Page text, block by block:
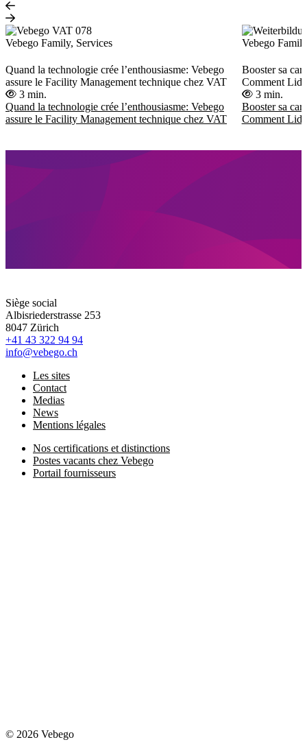
Vebego Family, Services
Quand la technologie crée l’enthousiasme: Vebego
assure le Facility Management technique chez VAT
3 min.
Quand la technologie crée l’enthousiasme: Vebego
assure le Facility Management technique chez VAT
Vebego Family
Booster sa
Comment
3 min.
Booster sa
Comment
Siège social
Albisriederstrasse 253
8047 Zürich
+41 43 322 94 94
info@vebego.ch
Les sites
Contact
Medias
News
Mentions légales
Nos certifications et distinctions
Postes vacants chez Vebego
Portail fournisseurs
© 2026 Vebego